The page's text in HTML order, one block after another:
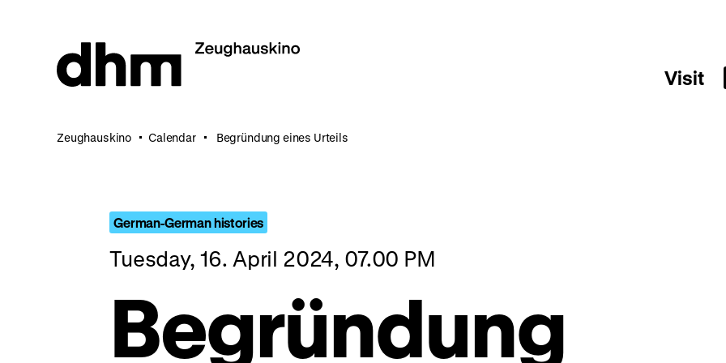
Visit
Zeughauskino Calendar Begründung eines Urteils
German-German histories
Tuesday, 16. April 2024, 07.00 PM
Begründung